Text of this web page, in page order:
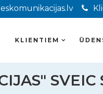
KLIENTIEM
SVEIC